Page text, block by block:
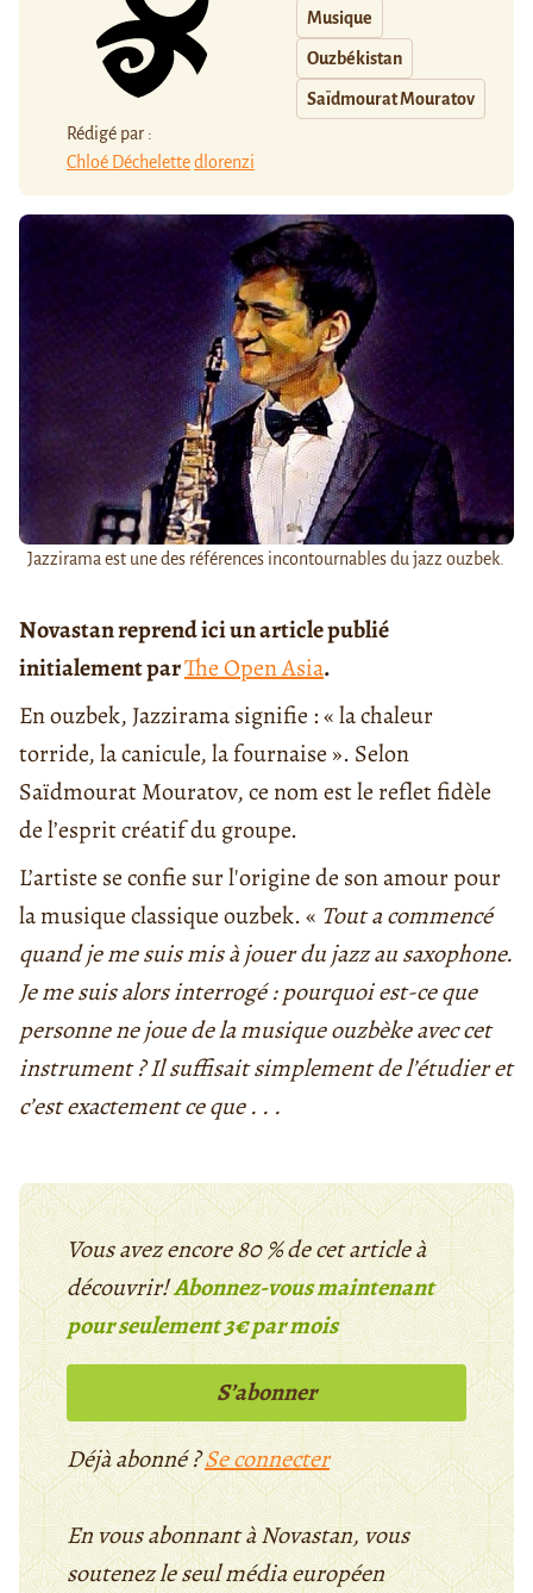
Rédigé par :
Chloé Déchelettedlorenzi
Musique
Ouzbékistan
Saïdmourat Mouratov
Jazzirama est une des références incontournables du jazz ouzbek.
Novastan reprend ici un article publié
initialement parThe Open Asia.
En ouzbek, Jazzirama signifie : « la chaleur
torride, la canicule, la fournaise ». Selon
Saïdmourat Mouratov, ce nom est le reflet fidèle
de l’esprit créatif du groupe.
L’artiste se confie sur l'origine de son amour pour
la musique classique ouzbek. « Tout a commencé
quand je me suis mis à jouer du jazz au saxophone.
Je me suis alors interrogé : pourquoi est-ce que
personne ne joue de la musique ouzbèke avec cet
instrument ? Il suffisait simplement de l’étudier et
c’est exactement ce que . . .
Vous avez encore 80 % de cet article à
découvrir!Abonnez-vous maintenant
pour seulement 3€ par mois
S’abonner
Déjà abonné ?Se connecter
En vous abonnant à Novastan, vous
soutenez le seul média européen